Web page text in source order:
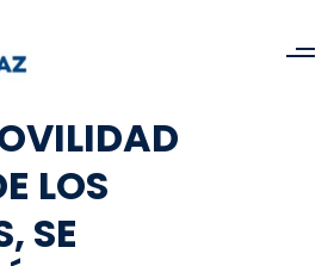
LOS
SE